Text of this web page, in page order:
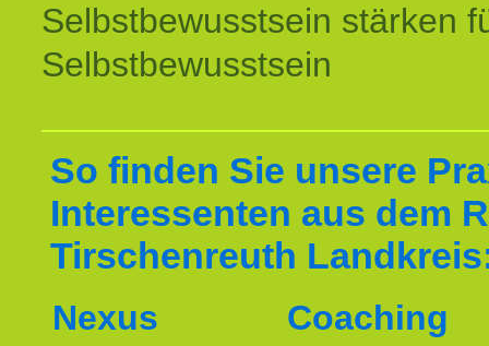
Selbstbewusstsein stärken
Selbstbewusstsein
So finden Sie unsere
Interessenten aus dem
Tirschenreuth
Nexus